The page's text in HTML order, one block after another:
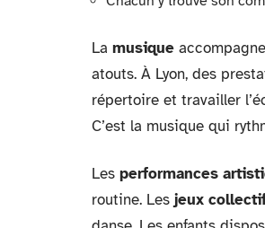
La musique
atouts. À Lyon, des
répertoire et travailler
C’est la musique qui
Les performances
routine. Les jeux